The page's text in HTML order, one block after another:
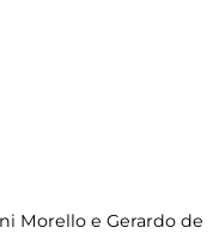
Morello e Gerardo de